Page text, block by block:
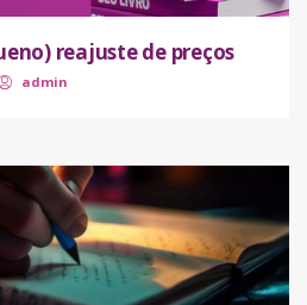
reajuste de preços
admin